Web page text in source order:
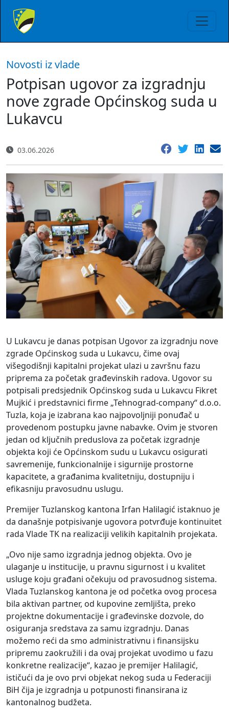
Novosti iz vlade
Potpisan ugovor za izgradnju
nove zgrade Općinskog suda u
Lukavcu
03.06.2026
U Lukavcu je danas potpisan Ugovor za izgradnju nove
zgrade Općinskog suda u Lukavcu, čime ovaj
višegodišnji kapitalni projekat ulazi u završnu fazu
priprema za početak građevinskih radova. Ugovor su
potpisali predsjednik Općinskog suda u Lukavcu Fikret
Mujkić i predstavnici firme „Tehnograd-company“ d.o.o.
Tuzla, koja je izabrana kao najpovoljniji ponuđač u
provedenom postupku javne nabavke. Ovim je stvoren
jedan od ključnih preduslova za početak izgradnje
objekta koji će Općinskom sudu u Lukavcu osigurati
savremenije, funkcionalnije i sigurnije prostorne
kapacitete, a građanima kvalitetniju, dostupniju i
efikasniju pravosudnu uslugu.
Premijer Tuzlanskog kantona Irfan Halilagić istaknuo je
da današnje potpisivanje ugovora potvrđuje kontinuitet
rada Vlade TK na realizaciji velikih kapitalnih projekata.
„Ovo nije samo izgradnja jednog objekta. Ovo je
ulaganje u institucije, u pravnu sigurnost i u kvalitet
usluge koju građani očekuju od pravosudnog sistema.
Vlada Tuzlanskog kantona je od početka ovog procesa
bila aktivan partner, od kupovine zemljišta, preko
projektne dokumentacije i građevinske dozvole, do
osiguranja sredstava za samu izgradnju. Danas
možemo reći da smo administrativnu i finansijsku
pripremu zaokružili i da ovaj projekat uvodimo u fazu
konkretne realizacije“, kazao je premijer Halilagić,
ističući da je ovo prvi objekat nekog suda u Federaciji
BiH čija je izgradnja u potpunosti finansirana iz
kantonalnog budžeta.